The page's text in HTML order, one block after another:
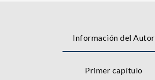
Información del Autor
Primer capítulo